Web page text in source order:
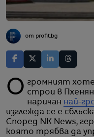
от profit.bg
Огромният хотел Ryugyong Hotel, който се строи в
наричан най-
изглежда се е
Според NK News,
която трябва да